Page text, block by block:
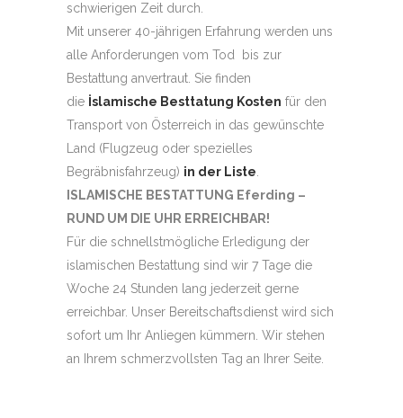
schwierigen Zeit durch.
Mit unserer 40-jährigen Erfahrung werden uns
alle Anforderungen vom Tod bis zur
Bestattung anvertraut. Sie finden
die İslamische Besttatung Kosten für den
Transport von Österreich in das gewünschte
Land (Flugzeug oder spezielles
Begräbnisfahrzeug) in der Liste.
ISLAMISCHE BESTATTUNG Eferding –
RUND UM DIE UHR ERREICHBAR!
Für die schnellstmögliche Erledigung der
islamischen Bestattung sind wir 7 Tage die
Woche 24 Stunden lang jederzeit gerne
erreichbar. Unser Bereitschaftsdienst wird sich
sofort um Ihr Anliegen kümmern. Wir stehen
an Ihrem schmerzvollsten Tag an Ihrer Seite.